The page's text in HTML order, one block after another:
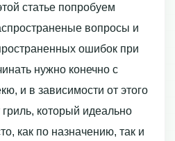
статье попробуем
вопросы и
ошибок при
нужно конечно с
и в зависимости от этого
который идеально
как по назначению, так и